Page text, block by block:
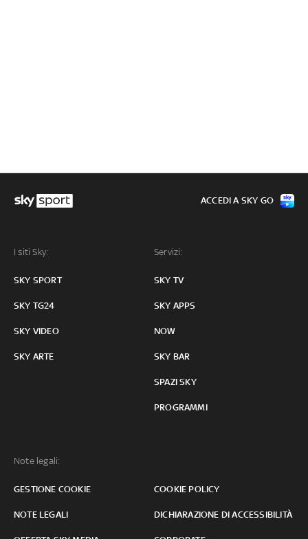
I siti Sky:
SKY SPORT
SKY TG24
SKY VIDEO
SKY ARTE
Servizi:
SKY TV
SKY APPS
NOW
SKY BAR
SPAZI SKY
PROGRAMMI
Note legali:
GESTIONE COOKIE COOKIE POLICY
NOTE LEGALI DICHIARAZIONE DI ACCESSIBILITÀ
ACCEDI A SKY GO